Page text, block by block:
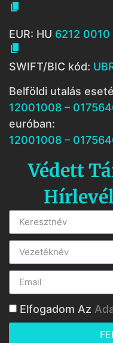

EUR: HU 6212

SWIFT/BIC kód:
Belföldi utalás
12001008 –
euróban:
12001008 –
Védett
Elfogadom Az